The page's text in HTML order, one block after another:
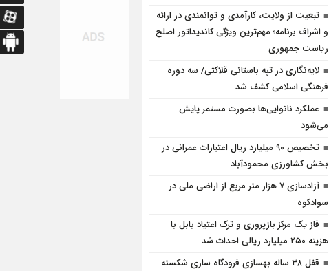
تبعیت از ولایت، کارآمدی و توانمندی در ارائه
و اشراف برنامه؛ مهم‌ترین ویژگی کاندیداتور اصلح
ریاست جمهوری
لایه‌نگاری در تپه باستانی قلاکتی/ سه دوره
فرهنگی اسلامی کشف شد
عملکرد نانوایی‌ها بصورت مستمر پایش
می‌شود
تخصیص 90 میلیارد ریال اعتبارات عمرانی در
بخش کشاورزی محمودآباد
آزادسازی 7 هزار متر مربع از اراضی ملی در
سوادکوه
فاز یک مرکز بازپروری و ترک اعتیاد بابل با
هزینه ۲۵۰ میلیارد ریالی احداث شد
قفل ۳۸ ساله بهسازی فرودگاه ساری شکسته